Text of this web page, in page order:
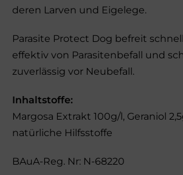
deren Larven und Eigelege.
Parasite Protect Dog befreit
effektiv von Parasitenbefall und
zuverlässig vor Neubefall.
Inhaltstoffe:
Margosa Extrakt 100g/l, Geraniol
natürliche Hilfsstoffe
BAuA-Reg. Nr: N-68220